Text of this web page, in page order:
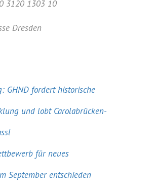
3120 1303 10
Dresden
GHND fordert historische
und lobt Carolabrücken-
für neues
September entschieden